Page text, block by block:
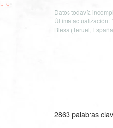
Datos todavía
Última actualización:
Blesa (Teruel,
2863 palabras